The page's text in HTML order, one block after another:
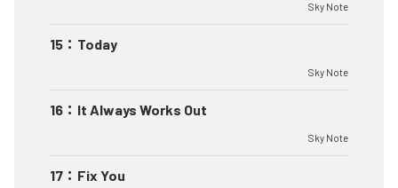
Sky Note
15 ： Today
Sky Note
16 ： It Always Works Out
Sky Note
17 ： Fix You